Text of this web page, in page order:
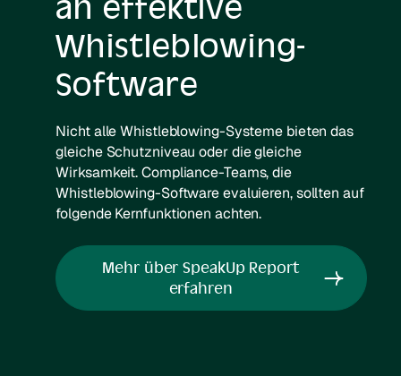
Whistleblowing-
Software
Nicht alle Whistleblowing-Systeme bieten das
gleiche Schutzniveau oder die gleiche
Wirksamkeit. Compliance-Teams, die
Whistleblowing-Software evaluieren, sollten auf
folgende Kernfunktionen achten.
Mehr über SpeakUp Report
erfahren